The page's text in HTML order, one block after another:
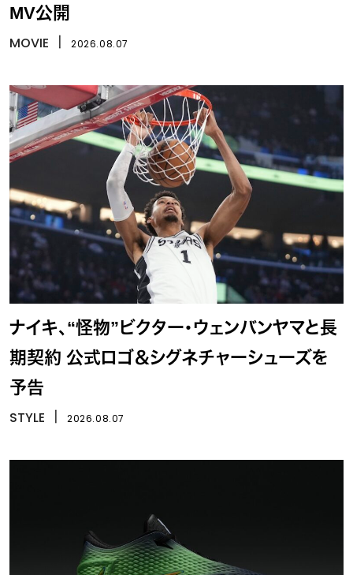
MV公開
MOVIE 2026.08.07
ナイキ、“怪物”ビクター・ウェンバンヤマと長
期契約 公式ロゴ＆シグネチャーシューズを
予告
STYLE 2026.08.07